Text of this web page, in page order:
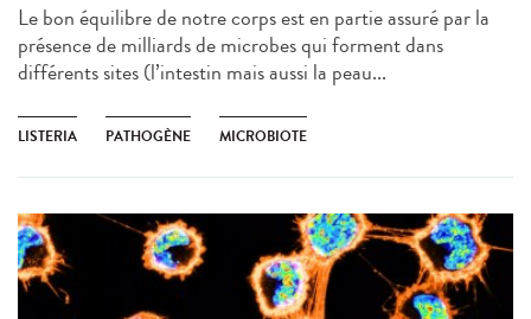
Le bon équilibre de notre corps est en partie assuré par la
présence de milliards de microbes qui forment dans
différents sites (l’intestin mais aussi la peau...
LISTERIA PATHOGÈNE MICROBIOTE